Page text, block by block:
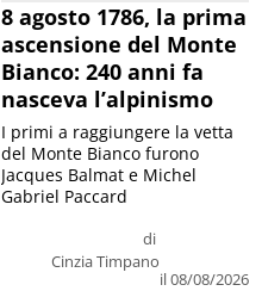
8 agosto 1786, la prima
ascensione del Monte
Bianco: 240 anni fa
nasceva l’alpinismo
di
Cinzia Timpano
il 08/08/2026
I primi a raggiungere la vetta
del Monte Bianco furono
Jacques Balmat e Michel
Gabriel Paccard